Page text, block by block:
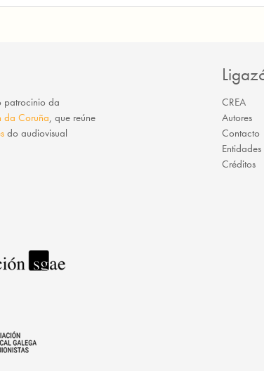
patrocinio da
da Coruña, que reúne
do audiovisual
CREA
Autores
Contacto
Créditos